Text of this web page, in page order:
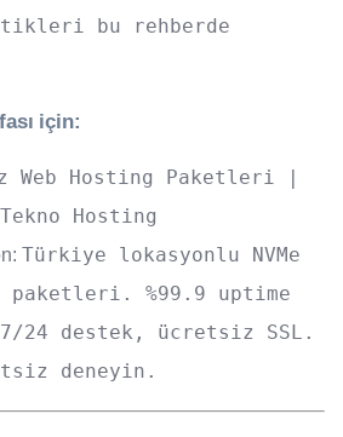
bu rehberde
için:
Web Hosting Paketleri |
Tekno Hosting
Türkiye lokasyonlu NVMe
paketleri. %99.9 uptime
24 destek, ücretsiz SSL.
deneyin.